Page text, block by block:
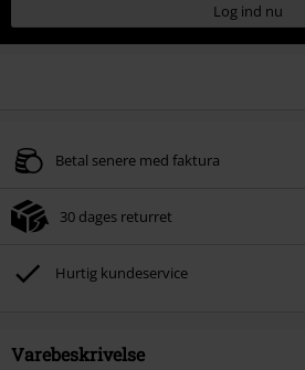
Log ind nu
Betal senere med faktura
30 dages returret
Hurtig kundeservice
Varebeskrivelse